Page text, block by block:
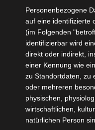
Personenbezogene
auf eine identifizierte
(im Folgenden
identifizierbar wird
direkt oder indirekt,
einer Kennung wie
zu Standortdaten, zu
oder mehreren
physischen,
wirtschaftlichen,
natürlichen Person